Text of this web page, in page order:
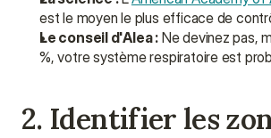
est le moyen le plus efficace de
Le conseil d'Alea : Ne devinez pas,
%, votre système respiratoire est
2. Identifier les